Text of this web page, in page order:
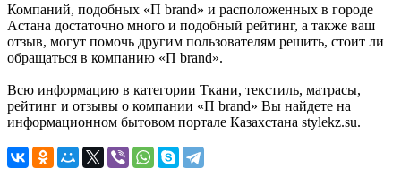
Компаний, подобных «П brand» и расположенных в городе
Астана достаточно много и подобный рейтинг, а также ваш
отзыв, могут помочь другим пользователям решить, стоит ли
обращаться в компанию «П brand».
Всю информацию в категории Ткани, текстиль, матрасы,
рейтинг и отзывы о компании «П brand» Вы найдете на
информационном бытовом портале Казахстана stylekz.su.